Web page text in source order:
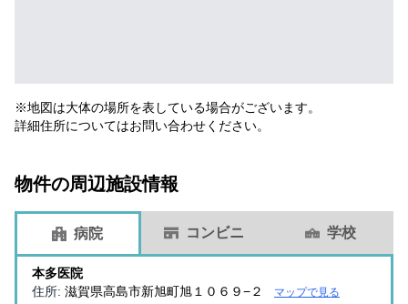
※地図は大体の場所を表している場合がございます。
詳細住所についてはお問い合わせください。
物件の周辺施設情報
病院 コンビニ 学校
本多医院
住所: 滋賀県高島市新旭町旭１０６９−２ マップで見る